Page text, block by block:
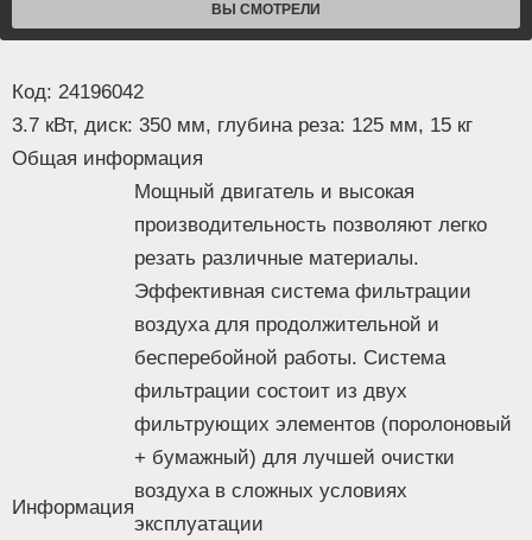
Основные
Мощность
3.7 кВт
Диаметр
диска
350 мм
125 мм
2 700 об/мин
15 кг
бензиновый
Функциональные особенности
Да
- Бензорез;
- Алмазный круг 350х20/25.4 мм по бетону
сегмент 1шт;
ВЫ СМОТРЕЛИ
Код: 24196042
3.7 кВт, диск: 350 мм, глубина реза: 125 мм, 15 кг
Общая информация
Информация
Мощный двигатель и высокая
производительность позволяют легко
резать различные материалы.
Эффективная система фильтрации
воздуха для продолжительной и
бесперебойной работы. Система
фильтрации состоит из двух
фильтрующих элементов (поролоновый
+ бумажный) для лучшей очистки
воздуха в сложных условиях
эксплуатации